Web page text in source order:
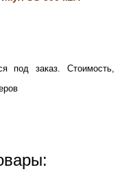
под заказ. Стоимость,